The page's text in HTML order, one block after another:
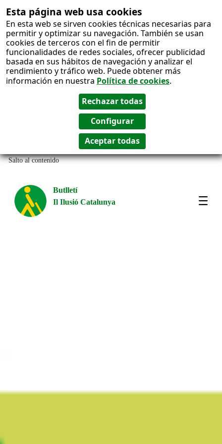
Esta página web usa cookies
En esta web se sirven cookies técnicas necesarias para
permitir y optimizar su navegación. También se usan
cookies de terceros con el fin de permitir
funcionalidades de redes sociales, ofrecer publicidad
basada en sus hábitos de navegación y analizar el
rendimiento y tráfico web. Puede obtener más
información en nuestra Política de cookies.
Salto al contenido
Butlletí
Il Ilusió Catalunya